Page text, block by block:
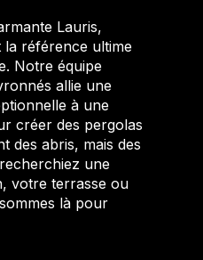
Lauris,
la référence ultime
Notre équipe
allie une
à une
créer des pergolas
des abris, mais des
une
votre terrasse ou
là pour